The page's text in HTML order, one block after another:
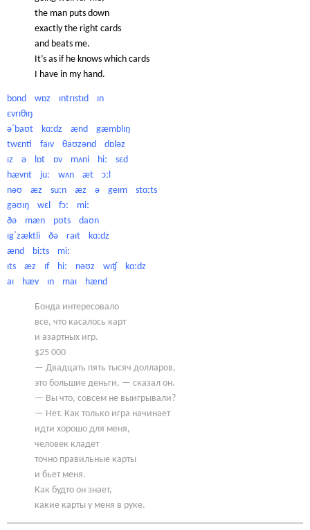
the man puts down
exactly the right cards
and beats me.
It’s as if he knows which cards
I have in my hand.
bɒnd wɒz ɪntrɪstɪd ɪn
ɛvrɪθɪŋ
əˈbaʊt kɑːdz ænd gæmblɪŋ
twɛnti faɪv θaʊzənd dɒləz
ɪz ə lɒt ɒv mʌni hiː sɛd
hævnt juː wʌn æt ɔːl
nəʊ æz suːn æz ə geɪm stɑːts
gəʊɪŋ wɛl fɔː miː
ðə mæn pʊts daʊn
ɪgˈzæktli ðə raɪt kɑːdz
ænd biːts miː
ɪts æz ɪf hiː nəʊz wɪʧ kɑːdz
aɪ hæv ɪn maɪ hænd
Бонда интересовало
все, что касалось карт
и азартных игр.
$25 000
— Двадцать пять тысяч долларов,
это большие деньги, — сказал он.
— Вы что, совсем не выигрывали?
— Нет. Как только игра начинает
идти хорошо для меня,
человек кладет
точно правильные карты
и бьет меня.
Как будто он знает,
какие карты у меня в руке.